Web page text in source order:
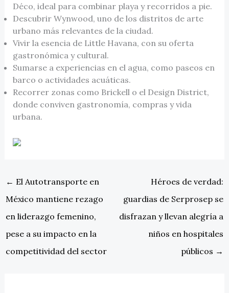
Déco, ideal para combinar playa y recorridos a pie.
Descubrir Wynwood, uno de los distritos de arte
urbano más relevantes de la ciudad.
Vivir la esencia de Little Havana, con su oferta
gastronómica y cultural.
Sumarse a experiencias en el agua, como paseos en
barco o actividades acuáticas.
Recorrer zonas como Brickell o el Design District,
donde conviven gastronomía, compras y vida
urbana.
← El Autotransporte en
México mantiene rezago
en liderazgo femenino,
pese a su impacto en la
competitividad del sector
Héroes de verdad:
guardias de Serprosep se
disfrazan y llevan alegría a
niños en hospitales
públicos →